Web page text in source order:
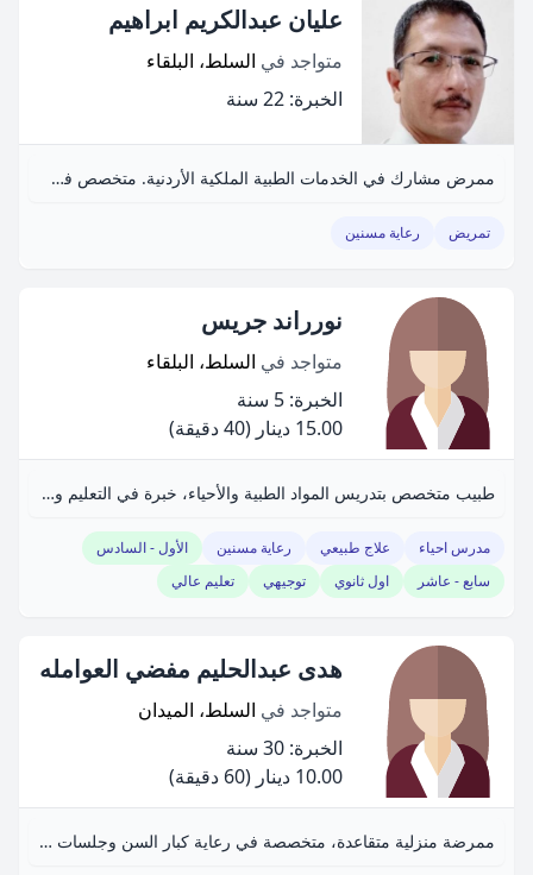
عليان عبدالكريم ابراهيم
متواجد في السلط، البلقاء
الخبرة: 22 سنة
ممرض مشارك في الخدمات الطبية الملكية الأردنية. متخصص في العناية المركزة وطوارئ كبار الشخصيات. خبرة تزيد عن عشرين عاماً.
تمريض رعاية مسنين
نورراند جريس
متواجد في السلط، البلقاء
الخبرة: 5 سنة
15.00 دينار
(40 دقيقة)
طبيب متخصص بتدريس المواد الطبية والأحياء، خبرة في التعليم والتوجيه.
مدرس احياء علاج طبيعي رعاية مسنين
الأول - السادس
سابع - عاشر
اول ثانوي توجيهي تعليم عالي
هدى عبدالحليم مفضي العوامله
متواجد في السلط، الميدان
الخبرة: 30 سنة
10.00 دينار
(60 دقيقة)
ممرضة منزلية متقاعدة، متخصصة في رعاية كبار السن وجلسات الأطفال.